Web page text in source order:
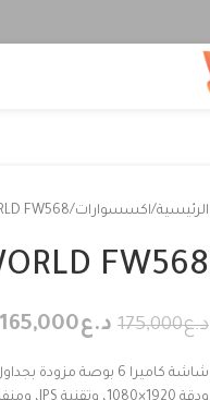
الرئيسية اكسسوارات FW568
FW568
د.ع175,000 د.ع165,000
شاشة كاميرا 6 بوصة